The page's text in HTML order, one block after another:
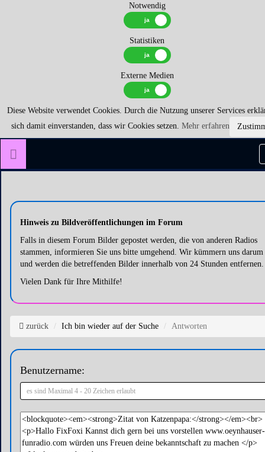
Notwendig
Statistiken
Externe Medien
Diese Website verwendet Cookies. Durch die Nutzung unserer Services
sich damit einverstanden, dass wir Cookies setzen. Mehr erfahren
Hinweis zu Bildveröffentlichungen im Forum
Falls in diesem Forum Bilder gepostet werden, die von anderen Radios
stammen, informieren Sie uns bitte umgehend. Wir kümmern uns darum
und werden die betreffenden Bilder innerhalb von 24 Stunden entfernen.
Vielen Dank für Ihre Mithilfe!
zurück Ich bin wieder auf der Suche Antworten
Benutzername: